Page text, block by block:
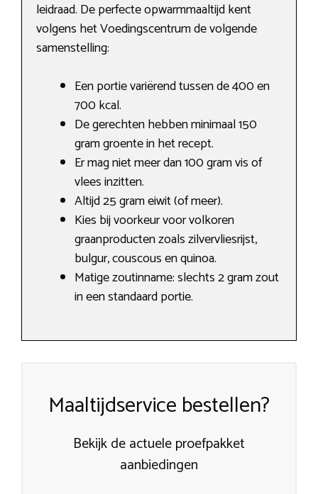
leidraad. De perfecte opwarmmaaltijd kent
volgens het Voedingscentrum de volgende
samenstelling:
Een portie variërend tussen de 400 en
700 kcal.
De gerechten hebben minimaal 150
gram groente in het recept.
Er mag niet meer dan 100 gram vis of
vlees inzitten.
Altijd 25 gram eiwit (of meer).
Kies bij voorkeur voor volkoren
graanproducten zoals zilvervliesrijst,
bulgur, couscous en quinoa.
Matige zoutinname: slechts 2 gram zout
in een standaard portie.
Maaltijdservice bestellen?
Bekijk de actuele proefpakket
aanbiedingen